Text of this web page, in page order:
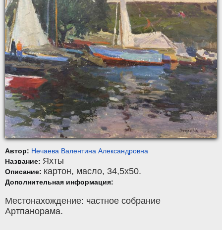
Автор: Нечаева Валентина Александровна
Название: Яхты
Описание: картон, масло, 34,5x50.
Дополнительная информация:
Местонахождение: частное собрание
Артпанорама.